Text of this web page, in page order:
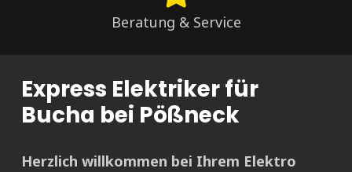
Beratung & Service
Express Elektriker für
Bucha bei Pößneck
Herzlich willkommen bei Ihrem Elektro